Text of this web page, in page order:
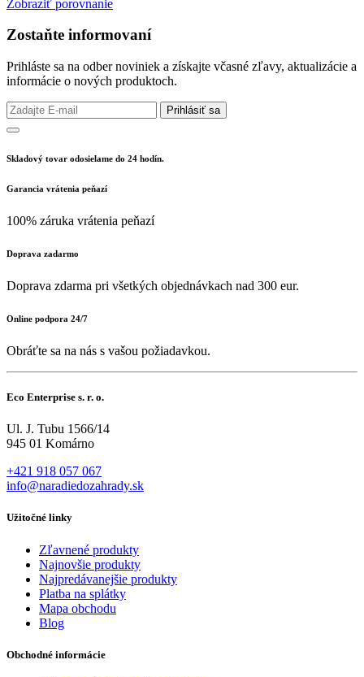
Zobraziť porovnanie
Zostaňte informovaní
Prihláste sa na odber noviniek a získajte včasné zľavy, aktualizácie a
informácie o nových produktoch.
Prihlásiť sa
Skladový tovar odosielame do 24 hodín.
Garancia vrátenia peňazí
100% záruka vrátenia peňazí
Doprava zadarmo
Doprava zdarma pri všetkých objednávkach nad 300 eur.
Online podpora 24/7
Obráťte sa na nás s vašou požiadavkou.
Eco Enterprise s. r. o.
Ul. J. Tubu 1566/14
945 01 Komárno
+421 918 057 067
info@naradiedozahrady.sk
Užitočné linky
Zľavnené produkty
Najnovšie produkty
Najpredávanejšie produkty
Platba na splátky
Mapa obchodu
Blog
Obchodné informácie